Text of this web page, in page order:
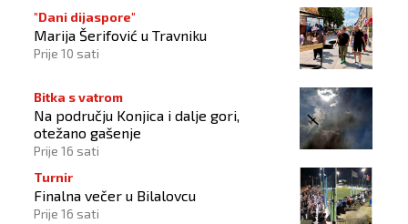
"Dani dijaspore"
Marija Šerifović u Travniku
Prije 10 sati
Bitka s vatrom
Na području Konjica i dalje gori,
otežano gašenje
Prije 16 sati
Turnir
Finalna večer u Bilalovcu
Prije 16 sati